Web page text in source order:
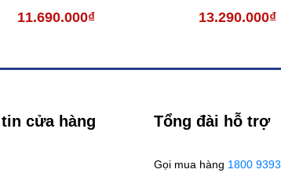
11.690.000₫
13.290.000₫
cửa hàng Tổng đài hỗ trợ
Gọi mua hàng 1800 9393